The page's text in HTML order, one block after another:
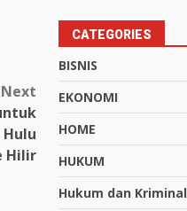
Next
Hilir
CATEGORIES
BISNIS
EKONOMI
HOME
HUKUM
Hukum dan Kriminal